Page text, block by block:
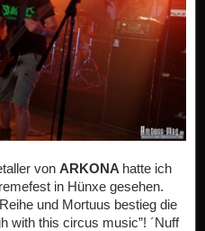
von ARKONA hatte ich
in Hünxe gesehen.
und Mortuus bestieg die
with this circus music”! ´Nuff